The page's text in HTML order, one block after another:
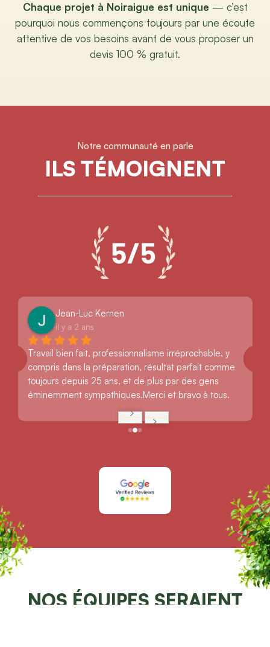
Chaque projet à Noiraigue est unique — c’est
pourquoi nous commençons toujours par une écoute
attentive de vos besoins avant de vous proposer un
devis 100 % gratuit.
Notre communauté en parle
ILS TÉMOIGNENT
Jean-Luc Kernen
il y a 2 ans
Travail bien fait, professionnalisme irréprochable, y
compris dans la préparation, résultat parfait comme
toujours depuis 25 ans, et de plus par des gens
éminemment sympathiques.Merci et bravo à tous.
NOS ÉQUIPES SERAIENT